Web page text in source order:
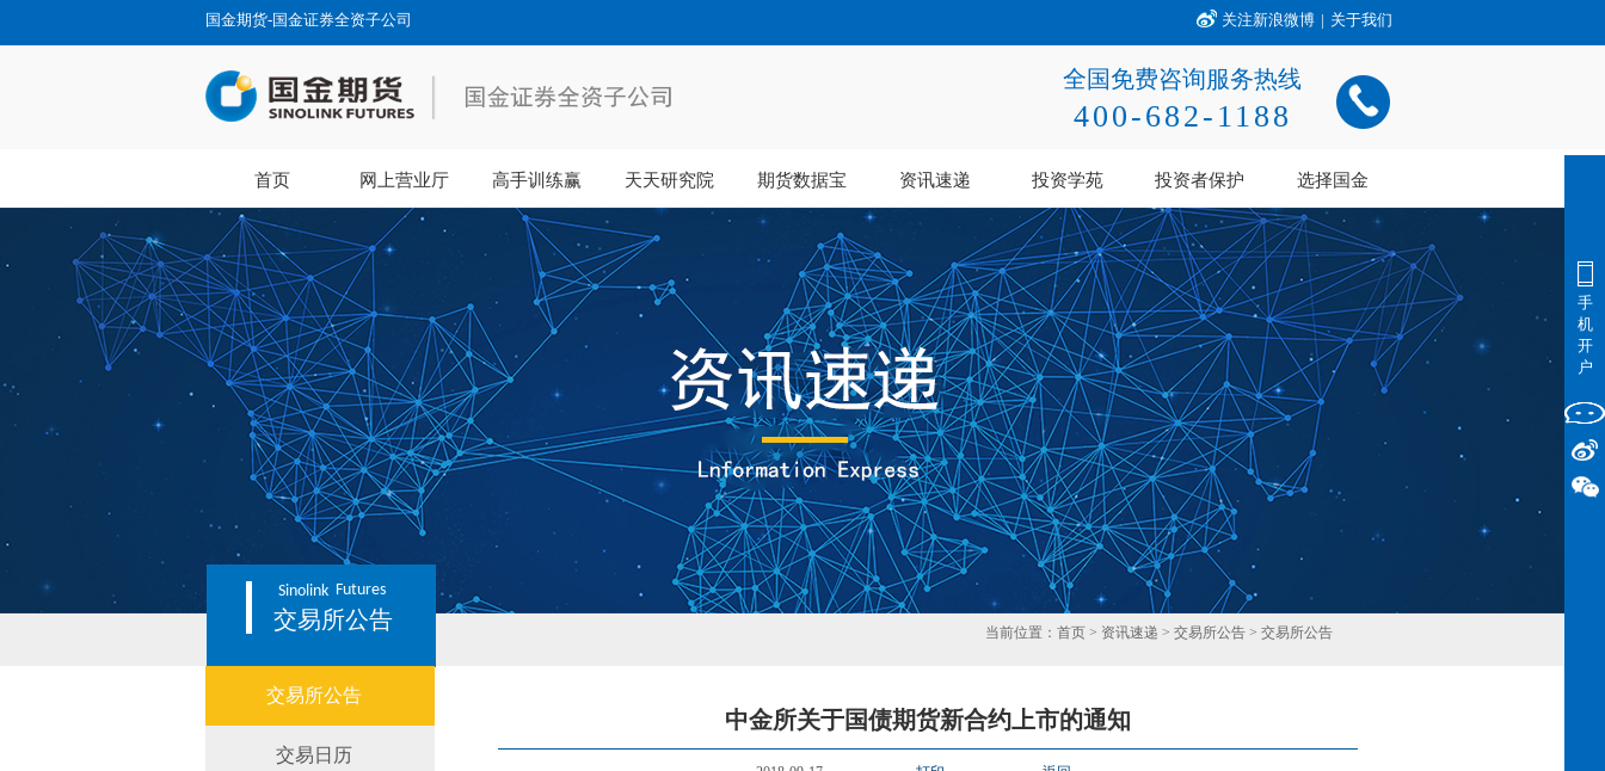
国金期货-国金证券全资子公司 关注新浪微博 | 关于我们
全国免费咨询服务热线
400-682-1188
首页 网上营业厅 高手训练赢 天天研究院 期货数据宝 资讯速递 投资学苑 投资者保护 选择国金
Sinolink Futures
交易所公告 当前位置： 首页 > 资讯速递 > 交易所公告 > 交易所公告
交易所公告
交易日历
中金所关于国债期货新合约上市的通知
手
机
开
户